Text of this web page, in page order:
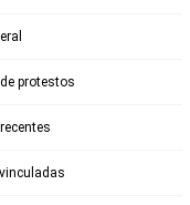
protestos